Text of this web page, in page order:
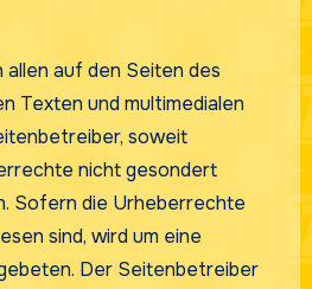
auf den Seiten des
Texten und multimedialen
soweit
nicht gesondert
Sofern die Urheberrechte
sind, wird um eine
Der Seitenbetreiber